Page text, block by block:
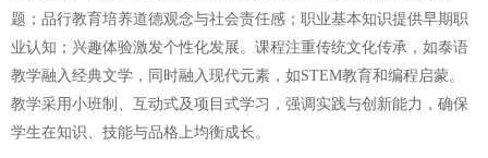
题；品行教育培养道德观念与社会责任感；职业基本知识提供早期职
业认知；兴趣体验激发个性化发展。课程注重传统文化传承，如泰语
教学融入经典文学，同时融入现代元素，如STEM教育和编程启蒙。
教学采用小班制、互动式及项目式学习，强调实践与创新能力，确保
学生在知识、技能与品格上均衡成长。